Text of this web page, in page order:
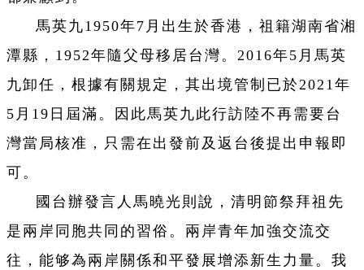
馬英九1950年7月出生於香港，祖籍湖南省湘
潭縣，1952年隨父母移居台灣。2016年5月馬英
九卸任，根據有關規定，其出境管制已於2021年
5月19日屆滿。因此馬英九此行訪陸不再需要台
灣當局核准，只需在出發前及返台後提出申報即
可。
國台辦發言人馬曉光則說，清明節祭拜祖先
是兩岸同胞共同的習俗。兩岸青年加強交流交
往，能够為兩岸關係和平發展增添新生力量。我